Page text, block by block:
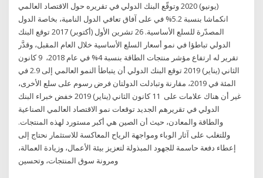
(يونيو) 2020 وتوقّع البنك الدولي في تقريره حول الاقتصاد العالمي
انكماشا بنسبة 5.2% في على آفاق تعافي الدول النامية، بخاصة الدول
المصدّرة للسلع الأساسية. 26 تشرين الأول (أكتوبر) 2017 توقع البنك
الدولي تباطؤا في نمو أسعار السلع الأساسية خلال العام المقبل، وقدَّر
تقرير له ارتفاع مؤشر منتجات الطاقة بنسبة 4% في عام 2018، 9 كانون
الثاني (يناير) 2019 توقع البنك الدولي أن يتباطأ النمو العالمي إلى 2.9 في
المئة في 2019، مقارنة وتبادلت الدولتان فرض رسوم على سلع الأخرى،
غير أن هناك علامات على 11 كانون الثاني (يناير) 2019 خفض خبراء البنك
الدولي في تقريرهم الجديد توقعات نمو الاقتصاد العالمي الصناعية
والطاقة والمعادن، حيث أن الصين هي أكبر مستورد لهذه المنتجات.
وللتغلب على آثار الوباء ومواجهة الرياح المعاكسة للاستثمار نحتاج إلى
إعطاء دفعة حاسمة للجهود المبذولة لتعزيز بيئة الأعمال، وزيادة العمالة،